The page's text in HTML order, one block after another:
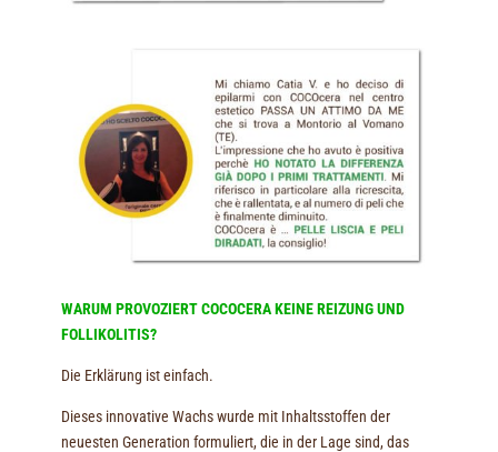
WARUM PROVOZIERT COCOCERA KEINE REIZUNG UND
FOLLIKOLITIS?
Die Erklärung ist einfach.
Dieses innovative Wachs wurde mit Inhaltsstoffen der
neuesten Generation formuliert, die in der Lage sind, das